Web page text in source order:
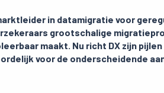
in datamigratie voor
grootschalige
maakt. Nu richt DX zijn
voor de onderscheidende